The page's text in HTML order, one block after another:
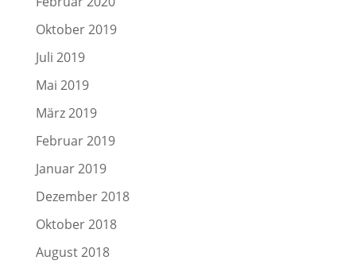
Oktober 2019
Juli 2019
Mai 2019
März 2019
Februar 2019
Januar 2019
Dezember 2018
Oktober 2018
August 2018